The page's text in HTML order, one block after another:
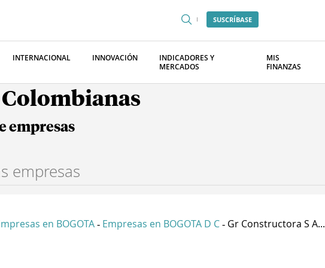
SUSCRÍBASE
INTERNACIONAL INNOVACIÓN
INDICADORES Y
MERCADOS
MIS
FINANZAS
Colombianas
empresas
en BOGOTA - Empresas en BOGOTA D C - Gr Constructora S A...